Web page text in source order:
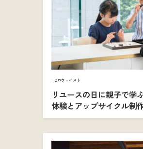
ゼロウェイスト
リユースの日に親子で学
体験とアップサイクル制